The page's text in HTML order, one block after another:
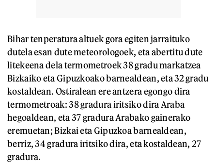
Bihar tenperatura altuek gora egiten jarraituko
dutela esan dute meteorologoek, eta abertitu dute
litekeena dela termometroek 38 gradu markatzea
Bizkaiko eta Gipuzkoako barnealdean, eta 32 gradu
kostaldean. Ostiralean ere antzera egongo dira
termometroak: 38 gradura iritsiko dira Araba
hegoaldean, eta 37 gradura Arabako gainerako
eremuetan; Bizkai eta Gipuzkoa barnealdean,
berriz, 34 gradura iritsiko dira, eta kostaldean, 27
gradura.